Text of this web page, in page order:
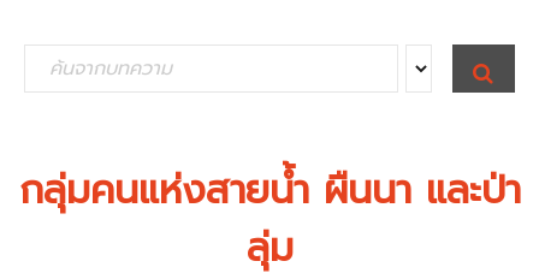
e
c
S
E
A
กลุ่มคนแห่งสายน้ำ ผืนนา และป่า
ลุ่ม